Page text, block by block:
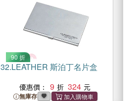
90 折
32.LEATHER 斯泊丁名片盒
優惠價： 9 324
無庫存